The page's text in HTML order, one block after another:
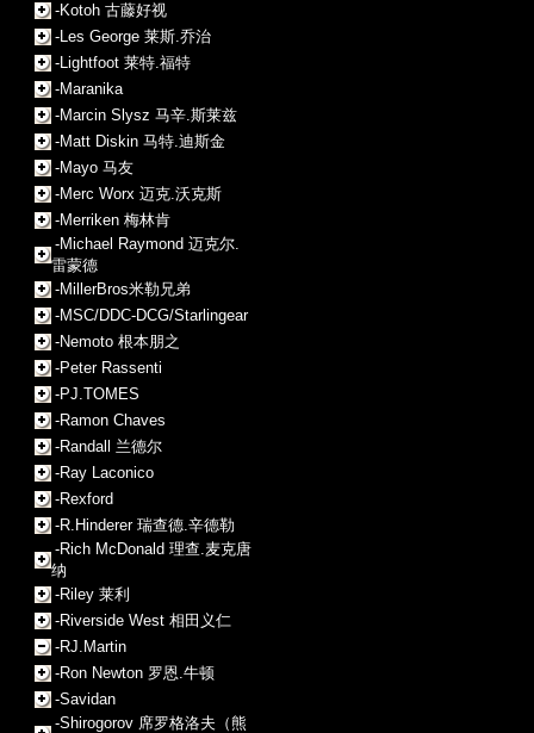
-Kotoh 古藤好视
-Les George 莱斯.乔治
-Lightfoot 莱特.福特
-Maranika
-Marcin Slysz 马辛.斯莱兹
-Matt Diskin 马特.迪斯金
-Mayo 马友
-Merc Worx 迈克.沃克斯
-Merriken 梅林肯
-Michael Raymond 迈克尔.
雷蒙德
-MillerBros米勒兄弟
-MSC/DDC-DCG/Starlingear
-Nemoto 根本朋之
-Peter Rassenti
-PJ.TOMES
-Ramon Chaves
-Randall 兰德尔
-Ray Laconico
-Rexford
-R.Hinderer 瑞查德.辛德勒
-Rich McDonald 理查.麦克唐
纳
-Riley 莱利
-Riverside West 相田义仁
-RJ.Martin
-Ron Newton 罗恩.牛顿
-Savidan
-Shirogorov 席罗格洛夫（熊